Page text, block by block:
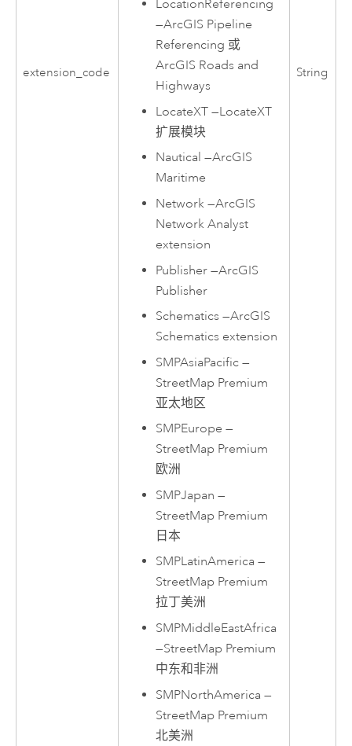
extension_code
LocationReferencing
—ArcGIS Pipeline
Referencing 或
ArcGIS Roads and
Highways
LocateXT —LocateXT
扩展模块
Nautical —ArcGIS
Maritime
Network —ArcGIS
Network Analyst
extension
Publisher —ArcGIS
Publisher
Schematics —ArcGIS
Schematics extension
SMPAsiaPacific —
StreetMap Premium
亚太地区
SMPEurope —
StreetMap Premium
欧洲
SMPJapan —
StreetMap Premium
日本
SMPLatinAmerica —
StreetMap Premium
拉丁美洲
SMPMiddleEastAfrica
—StreetMap Premium
中东和非洲
SMPNorthAmerica —
StreetMap Premium
北美洲
String